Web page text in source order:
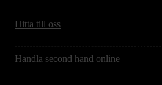
Hitta till oss
Handla second hand online